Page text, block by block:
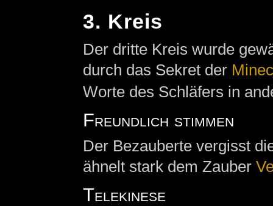
3. Kreis
Der dritte Kreis wurde
durch das Sekret der
Worte des Schläfers in
Freundlich stimmen
Der Bezauberte vergisst
ähnelt stark dem Zauber
Telekinese